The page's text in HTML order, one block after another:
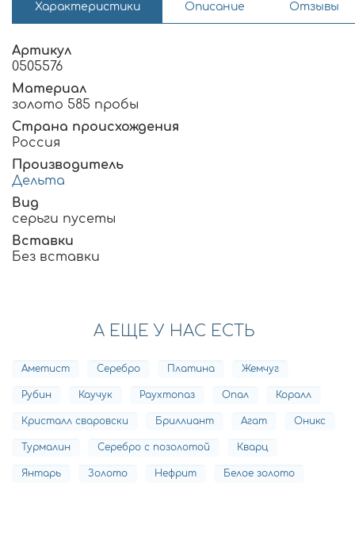
Характеристики Описание Отзывы
Артикул
0505576
Материал
золото 585 пробы
Страна происхождения
Россия
Производитель
Дельта
Вид
серьги пусеты
Вставки
Без вставки
А ЕЩЕ У НАС ЕСТЬ
Аметист Серебро Платина Жемчуг
Рубин Каучук Раухтопаз Опал Коралл
Кристалл сваровски Бриллиант Агат Оникс
Турмалин Серебро с позолотой Кварц
Янтарь Золото Нефрит Белое золото